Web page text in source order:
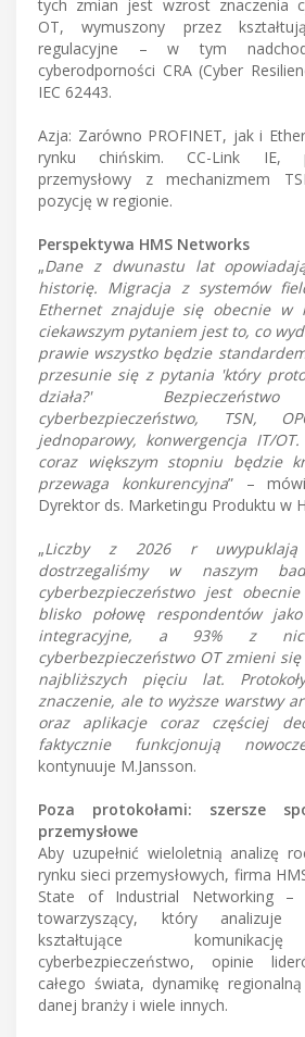
tych zmian jest wzrost znaczenia
OT, wymuszony przez
regulacyjne – w tym
cyberodporności CRA (Cyber
IEC 62443.
Azja: Zarówno PROFINET, jak i
rynku chińskim. CC-Link IE,
przemysłowy z mechanizmem
pozycję w regionie.
Perspektywa HMS Networks
„Dane z dwunastu lat
historię. Migracja z systemów
Ethernet znajduje się obecnie w
ciekawszym pytaniem jest to, co
prawie wszystko będzie
przesunie się z pytania 'który
działa?'
cyberbezpieczeństwo, TSN,
jednoparowy, konwergencja IT/
coraz większym stopniu będzie
przewaga konkurencyjna” –
Dyrektor ds. Marketingu Produktu w
„Liczby z 2026 r
dostrzegaliśmy w naszym
cyberbezpieczeństwo jest
blisko połowę respondentów
integracyjne, a 93% z
cyberbezpieczeństwo OT zmieni
najbliższych pięciu lat.
znaczenie, ale to wyższe warstwy
oraz aplikacje coraz częściej
faktycznie funkcjonują
kontynuuje M.Jansson.
Poza protokołami: szersze
przemysłowe
Aby uzupełnić wieloletnią analizę
rynku sieci przemysłowych, firma
State of Industrial Networking –
towarzyszący, który analizuje
kształtujące
cyberbezpieczeństwo, opinie
całego świata, dynamikę
danej branży i wiele innych.